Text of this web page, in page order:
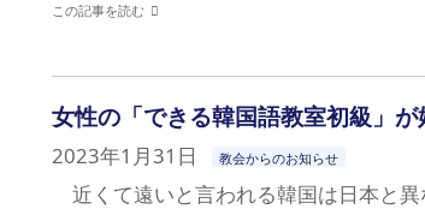
この記事を読む
女性の「できる韓国語教室初級」が
2023年1月31日 教会からのお知らせ
近くて遠いと言われる韓国は日本と